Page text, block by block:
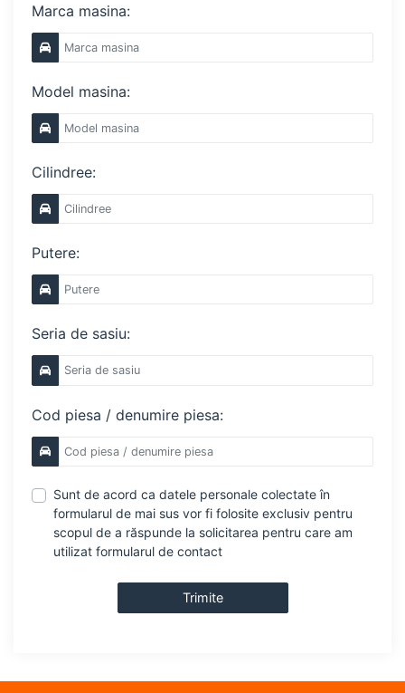
Marca masina:
Model masina:
Cilindree:
Putere:
Seria de sasiu:
Cod piesa / denumire piesa:
Sunt de acord ca datele personale colectate în
formularul de mai sus vor fi folosite exclusiv pentru
scopul de a răspunde la solicitarea pentru care am
utilizat formularul de contact
Trimite